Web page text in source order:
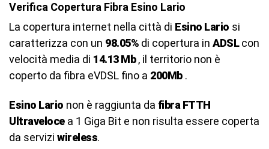
Verifica Copertura Fibra Esino Lario
La copertura internet nella città di Esino Lario si
caratterizza con un 98.05% di copertura in ADSLcon
velocità media di 14.13 Mb, il territorio non è
coperto da fibra eVDSL fino a 200Mb.
Esino Lario non è raggiunta da fibra FTTH
Ultravelocea 1 Giga Bit e non risulta essere coperta
da servizi wireless.